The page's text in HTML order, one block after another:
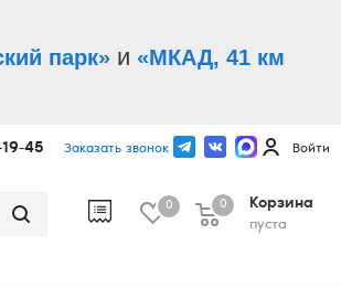
парк» и «МКАД, 41 км
45 Заказать звонок Войти
0
Корзина
пуста
0